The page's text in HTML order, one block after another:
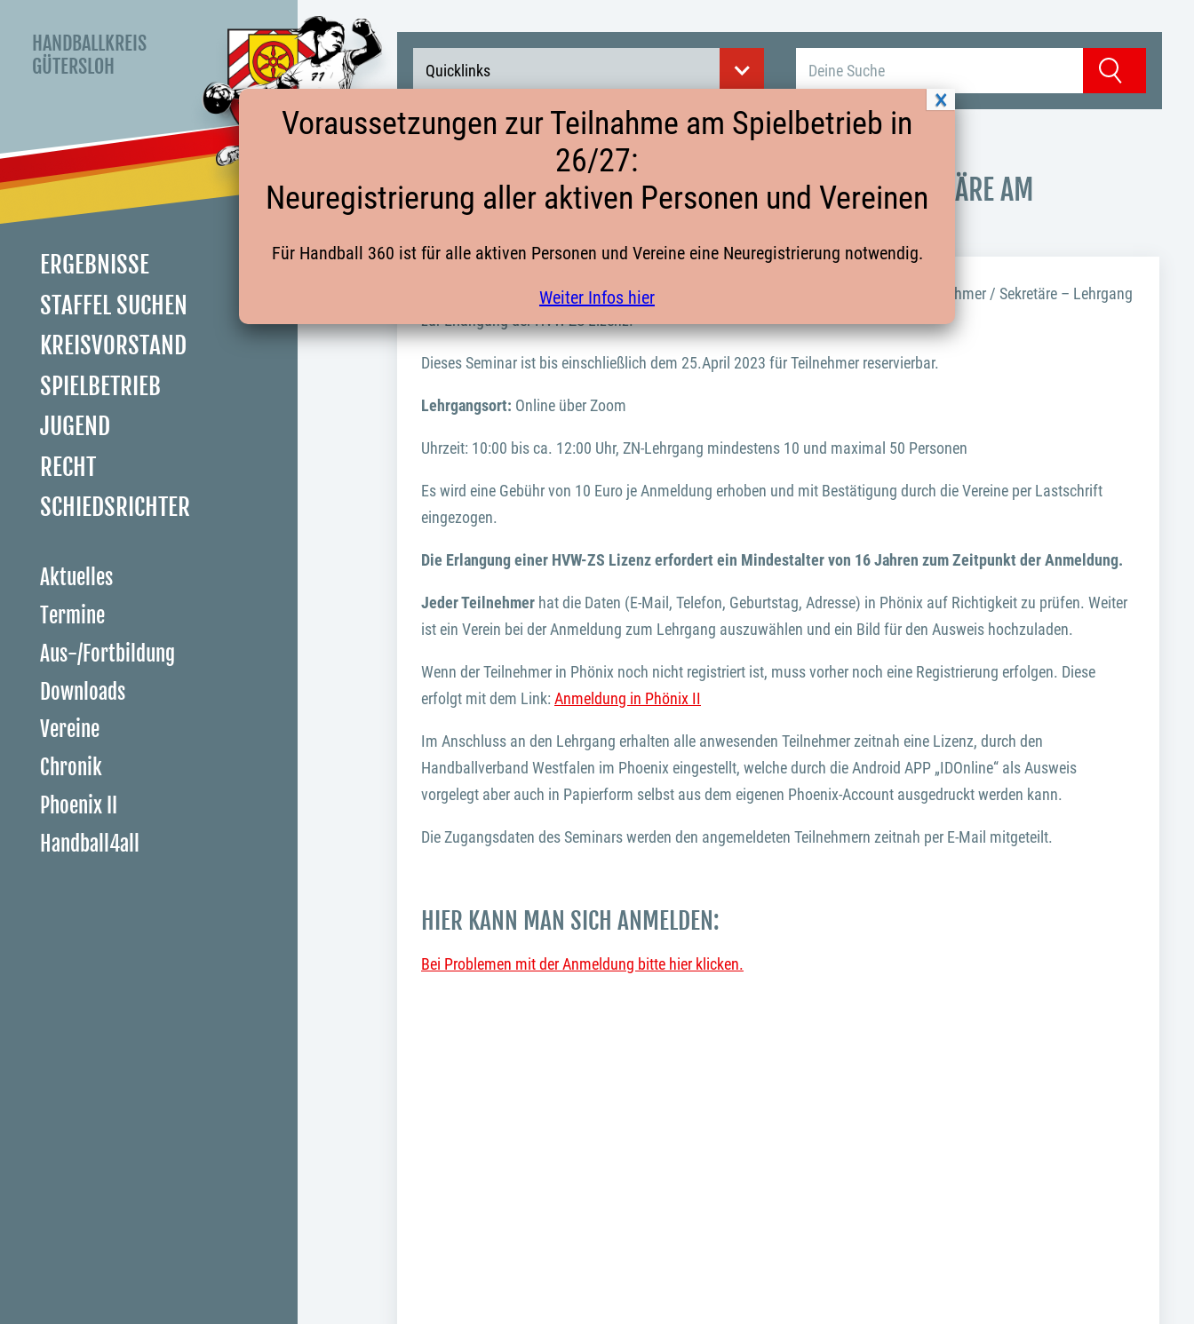
HANDBALLKREIS
GÜTERSLOH
ERGEBNISSE
STAFFEL SUCHEN
KREISVORSTAND
SPIELBETRIEB
JUGEND
RECHT
SCHIEDSRICHTER
Aktuelles
Termine
Aus-/Fortbildung
Downloads
Vereine
Chronik
Phoenix II
Handball4all
Quicklinks Suchen
LEHRGANG FÜR NEUANWÄRTER ZEITNEHMER / SEKRETÄRE AM
30.04.2023
Der Handballkreis Gütersloh veranstaltet am Sonntag dem 30. April 2023 einen Zeitnehmer / Sekretäre – Lehrgang
zur Erlangung der HVW-ZS Lizenz.
Dieses Seminar ist bis einschließlich dem 25.April 2023 für Teilnehmer reservierbar.
Lehrgangsort: Online über Zoom
Uhrzeit: 10:00 bis ca. 12:00 Uhr, ZN-Lehrgang mindestens 10 und maximal 50 Personen
Es wird eine Gebühr von 10 Euro je Anmeldung erhoben und mit Bestätigung durch die Vereine per Lastschrift
eingezogen.
Die Erlangung einer HVW-ZS Lizenz erfordert ein Mindestalter von 16 Jahren zum Zeitpunkt der Anmeldung.
Jeder Teilnehmer hat die Daten (E-Mail, Telefon, Geburtstag, Adresse) in Phönix auf Richtigkeit zu prüfen. Weiter
ist ein Verein bei der Anmeldung zum Lehrgang auszuwählen und ein Bild für den Ausweis hochzuladen.
Wenn der Teilnehmer in Phönix noch nicht registriert ist, muss vorher noch eine Registrierung erfolgen. Diese
erfolgt mit dem Link: Anmeldung in Phönix II
Im Anschluss an den Lehrgang erhalten alle anwesenden Teilnehmer zeitnah eine Lizenz, durch den
Handballverband Westfalen im Phoenix eingestellt, welche durch die Android APP „IDOnline“ als Ausweis
vorgelegt aber auch in Papierform selbst aus dem eigenen Phoenix-Account ausgedruckt werden kann.
Die Zugangsdaten des Seminars werden den angemeldeten Teilnehmern zeitnah per E-Mail mitgeteilt.
HIER KANN MAN SICH ANMELDEN:
Bei Problemen mit der Anmeldung bitte hier klicken.
Voraussetzungen zur Teilnahme am Spielbetrieb in
26/27:
Neuregistrierung aller aktiven Personen und Vereinen
Für Handball 360 ist für alle aktiven Personen und Vereine eine Neuregistrierung notwendig.
Weiter Infos hier